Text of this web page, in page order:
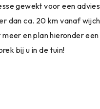
gewekt voor een
dan ca. 20 km vanaf
en plan hieronder
bij u in de tuin!